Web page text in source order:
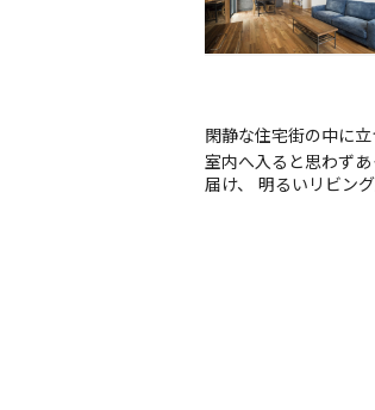
閑静な住宅街の中に
室内へ入ると思わず
届け、 明るいリビン